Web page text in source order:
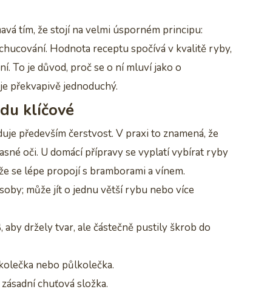
tím, že stojí na velmi úsporném principu:
Hodnota receptu spočívá v kvalitě ryby,
To je důvod, proč se o ní mluví jako o
překvapivě jednoduchý.
klíčové
především čerstvost. V praxi to znamená, že
oči. U domácí přípravy se vyplatí vybírat ryby
se lépe propojí s bramborami a vínem.
může jít o jednu větší rybu nebo více
držely tvar, ale částečně pustily škrob do
nebo půlkolečka.
chuťová složka.